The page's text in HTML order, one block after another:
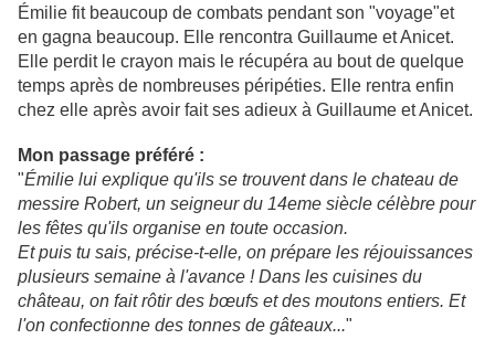
Émilie fit beaucoup de combats pendant son "voyage"et
en gagna beaucoup. Elle rencontra Guillaume et Anicet.
Elle perdit le crayon mais le récupéra au bout de quelque
temps après de nombreuses péripéties. Elle rentra enfin
chez elle après avoir fait ses adieux à Guillaume et Anicet.
Mon passage préféré :
"Émilie lui explique qu'ils se trouvent dans le chateau de
messire Robert, un seigneur du 14eme siècle célèbre pour
les fêtes qu'ils organise en toute occasion.
Et puis tu sais, précise-t-elle, on prépare les réjouissances
plusieurs semaine à l'avance ! Dans les cuisines du
château, on fait rôtir des bœufs et des moutons entiers. Et
l'on confectionne des tonnes de gâteaux..."